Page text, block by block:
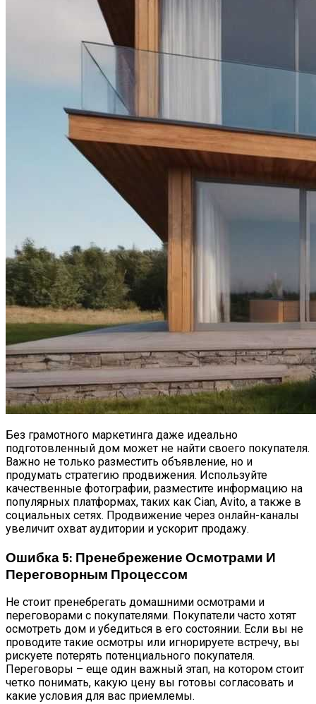
Без грамотного маркетинга даже идеально
подготовленный дом может не найти своего покупателя.
Важно не только разместить объявление, но и
продумать стратегию продвижения. Используйте
качественные фотографии, разместите информацию на
популярных платформах, таких как Cian, Avito, а также в
социальных сетях. Продвижение через онлайн-каналы
увеличит охват аудитории и ускорит продажу.
Ошибка 5: Пренебрежение Осмотрами И
Переговорным Процессом
Не стоит пренебрегать домашними осмотрами и
переговорами с покупателями. Покупатели часто хотят
осмотреть дом и убедиться в его состоянии. Если вы не
проводите такие осмотры или игнорируете встречу, вы
рискуете потерять потенциального покупателя.
Переговоры – еще один важный этап, на котором стоит
четко понимать, какую цену вы готовы согласовать и
какие условия для вас приемлемы.